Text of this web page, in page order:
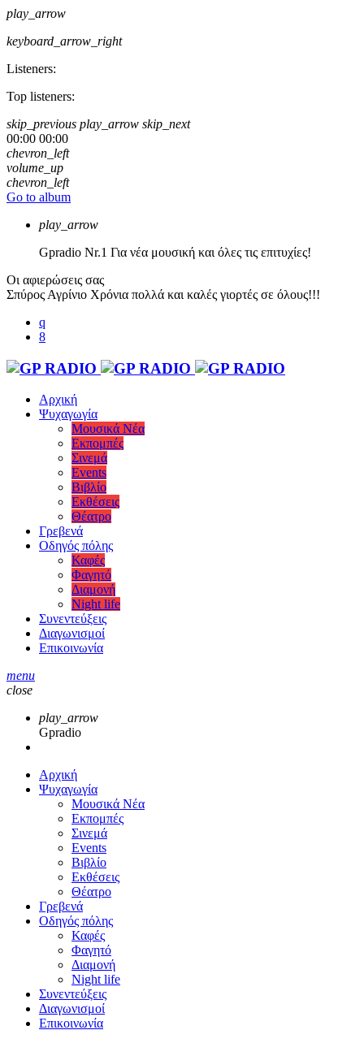
play_arrow
keyboard_arrow_right
Listeners:
Top listeners:
skip_previous play_arrow skip_next
00:00 00:00
chevron_left
volume_up
chevron_left
Go to album
play_arrow
Gpradio Nr.1 Για νέα μουσική και όλες τις επιτυχίες!
Οι αφιερώσεις σας
Σπύρος Αγρίνιο Χρόνια πολλά και καλές γιορτές σε όλους!!!
Αρχική
Ψυχαγωγία
Μουσικά Νέα
Εκπομπές
Σινεμά
Events
Βιβλίο
Εκθέσεις
Θέατρο
Γρεβενά
Οδηγός πόλης
Καφές
Φαγητό
Διαμονή
Night life
Συνεντεύξεις
Διαγωνισμοί
Επικοινωνία
menu
close
play_arrow
Gpradio
Αρχική
Ψυχαγωγία
Μουσικά Νέα
Εκπομπές
Σινεμά
Events
Βιβλίο
Εκθέσεις
Θέατρο
Γρεβενά
Οδηγός πόλης
Καφές
Φαγητό
Διαμονή
Night life
Συνεντεύξεις
Διαγωνισμοί
Επικοινωνία